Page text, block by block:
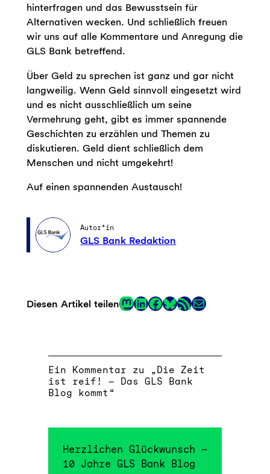
hinterfragen und das Bewusstsein für
Alternativen wecken. Und schließlich freuen
wir uns auf alle Kommentare und Anregung die
GLS Bank betreffend.
Über Geld zu sprechen ist ganz und gar nicht
langweilig. Wenn Geld sinnvoll eingesetzt wird
und es nicht ausschließlich um seine
Vermehrung geht, gibt es immer spannende
Geschichten zu erzählen und Themen zu
diskutieren. Geld dient schließlich dem
Menschen und nicht umgekehrt!
Auf einen spannenden Austausch!
Autor*in
GLS Bank Redaktion
Diesen Artikel teilenMastodon
LinkedIn
Facebook
LinkRSS-Feed
E-Mail
Ein Kommentar zu „Die Zeit
ist reif! – Das GLS Bank
Blog kommt“
Herzlichen Glückwunsch –
10 Jahre GLS Bank Blog